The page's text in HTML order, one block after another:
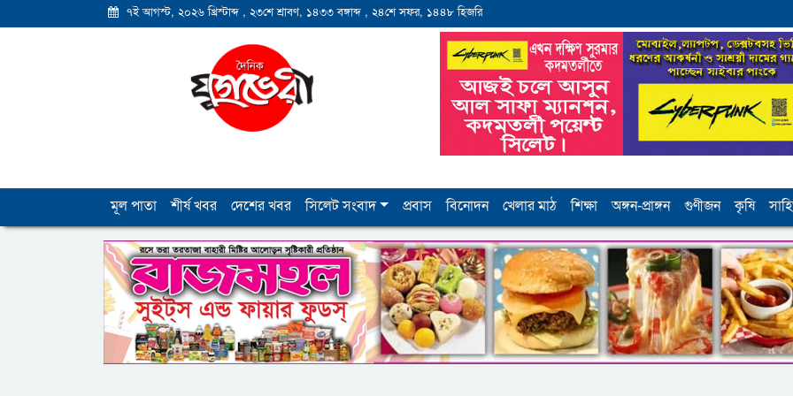
৭ই আগস্ট, ২০২৬ খ্রিস্টাব্দ , ২৩শে শ্রাবণ, ১৪৩৩ বঙ্গাব্দ , ২৪শে সফর, ১৪৪৮ হিজরি
মূল পাতা শীর্ষ খবর দেশের খবর সিলেট সংবাদ প্রবাস বিনোদন খেলার মাঠ শিক্ষা অঙ্গন-প্রাঙ্গন গুণীজন কৃষি